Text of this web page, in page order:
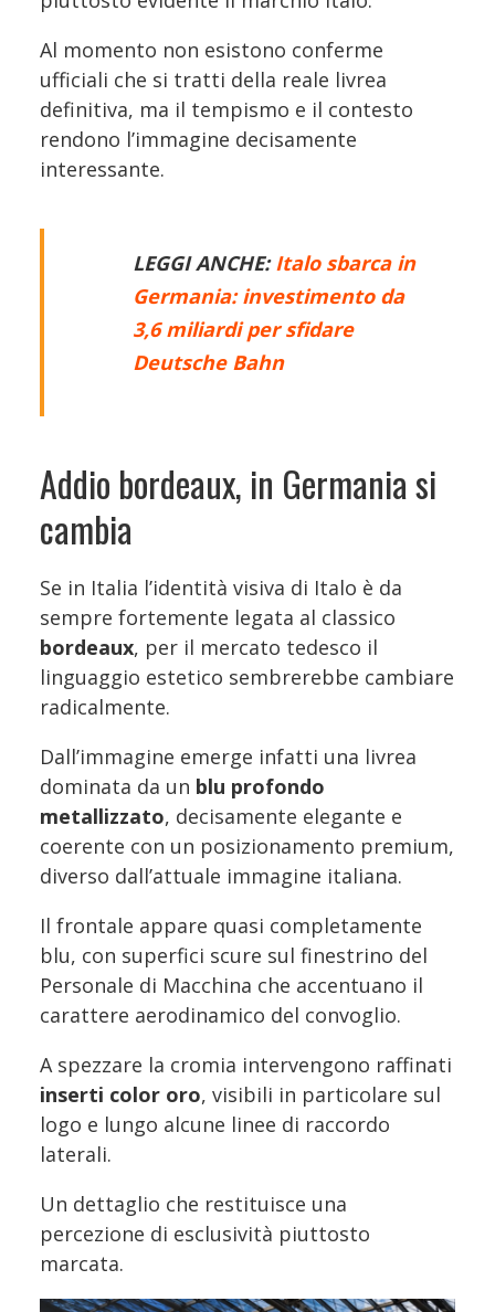
Al momento non esistono conferme
ufficiali che si tratti della reale livrea
definitiva, ma il tempismo e il contesto
rendono l’immagine decisamente
interessante.
LEGGI ANCHE:Italo sbarca in
Germania: investimento da
3,6 miliardi per sfidare
Deutsche Bahn
Addio bordeaux, in Germania si
cambia
Se in Italia l’identità visiva di Italo è da
sempre fortemente legata al classico
bordeaux, per il mercato tedesco il
linguaggio estetico sembrerebbe cambiare
radicalmente.
Dall’immagine emerge infatti una livrea
dominata da un blu profondo
metallizzato, decisamente elegante e
coerente con un posizionamento premium,
diverso dall’attuale immagine italiana.
Il frontale appare quasi completamente
blu, con superfici scure sul finestrino del
Personale di Macchina che accentuano il
carattere aerodinamico del convoglio.
A spezzare la cromia intervengono raffinati
inserti color oro, visibili in particolare sul
logo e lungo alcune linee di raccordo
laterali.
Un dettaglio che restituisce una
percezione di esclusività piuttosto
marcata.